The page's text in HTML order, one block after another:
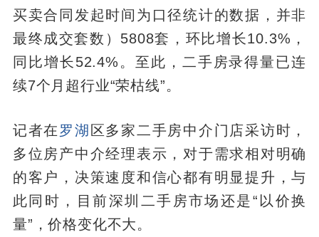
买卖合同发起时间为口径统计的数据，并非
最终成交套数）5808套，环比增长10.3%，
同比增长52.4%。至此，二手房录得量已连
续7个月超行业“荣枯线”。
记者在罗湖 区多家二手房中介门店采访时，
多位房产中介经理表示，对于需求相对明确
的客户，决策速度和信心都有明显提升，与
此同时，目前深圳二手房市场还是“以价换
量”，价格变化不大。